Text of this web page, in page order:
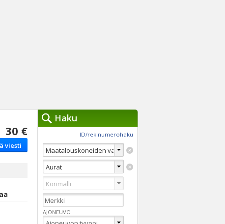
30 €
viesti
Haku
»
haut
ID/rek.numerohaku
AJONEUVO